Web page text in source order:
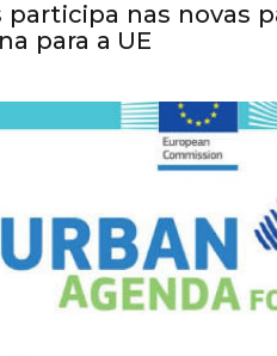
participa nas novas
para a UE